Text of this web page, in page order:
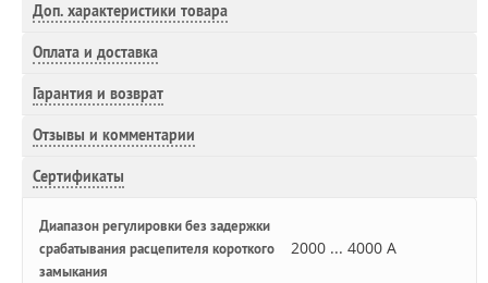
Доп. характеристики товара
Оплата и доставка
Гарантия и возврат
Отзывы и комментарии
Сертификаты
Диапазон регулировки без задержки
срабатывания расцепителя короткого
замыкания
2000 ... 4000 А